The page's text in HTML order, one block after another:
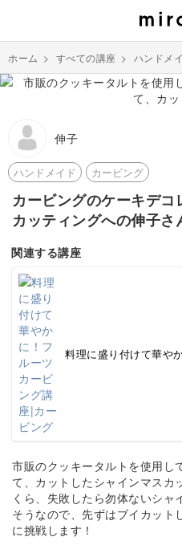
ホーム > すべての講座 > ハンドメ
伸子
ハンドメイド カービング
カービングのケーキデ
カッティングへの伸子さ
関連する講座
料理に盛り付けて華や
市販のクッキータルトを使用し
て、カットしたシャインマスカ
くら、失敗したら勿体ないシャ
そうなので、先ずはブイカット
に挑戦します！